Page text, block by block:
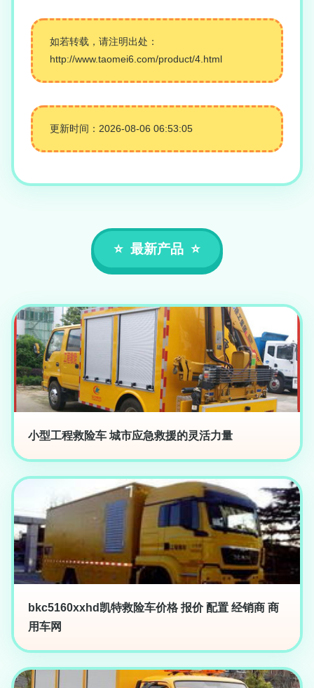
如若转载，请注明出处：
http://www.taomei6.com/product/4.html
更新时间：2026-08-06 06:53:05
最新产品
小型工程救险车 城市应急救援的灵活力量
bkc5160xxhd凯特救险车价格 报价 配置 经销商 商
用车网